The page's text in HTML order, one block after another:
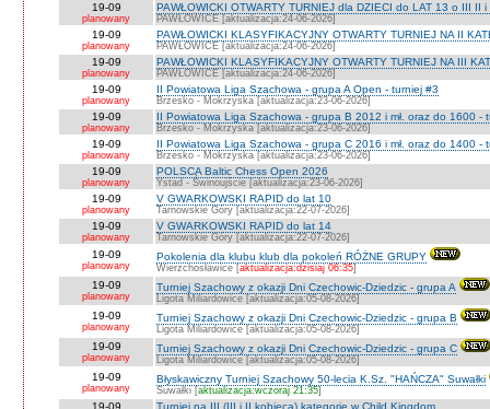
19-09
planowany
PAWŁOWICKI OTWARTY TURNIEJ dla DZIECI do LAT 13 o III II
PAWŁOWICE [aktualizacja:24-06-2026]
19-09
planowany
PAWŁOWICKI KLASYFIKACYJNY OTWARTY TURNIEJ NA II
PAWŁOWICE [aktualizacja:24-06-2026]
19-09
planowany
PAWŁOWICKI KLASYFIKACYJNY OTWARTY TURNIEJ NA III
PAWŁOWICE [aktualizacja:24-06-2026]
19-09
planowany
II Powiatowa Liga Szachowa - grupa A Open - turniej #3
Brzesko - Mokrzyska [aktualizacja:23-06-2026]
19-09
planowany
II Powiatowa Liga Szachowa - grupa B 2012 i mł. oraz do 1600 -
Brzesko - Mokrzyska [aktualizacja:23-06-2026]
19-09
planowany
II Powiatowa Liga Szachowa - grupa C 2016 i mł. oraz do 1400 -
Brzesko - Mokrzyska [aktualizacja:23-06-2026]
19-09
planowany
POLSCA Baltic Chess Open 2026
Ystad - Świnoujście [aktualizacja:23-06-2026]
19-09
planowany
V GWARKOWSKI RAPID do lat 10
Tarnowskie Góry [aktualizacja:22-07-2026]
19-09
planowany
V GWARKOWSKI RAPID do lat 14
Tarnowskie Góry [aktualizacja:22-07-2026]
19-09
planowany
Pokolenia dla klubu klub dla pokoleń RÓŻNE GRUPY
Wierzchosławice [aktualizacja:dzisiaj 06:35]
19-09
planowany
Turniej Szachowy z okazji Dni Czechowic-Dziedzic - grupa A
Ligota Miliardowice [aktualizacja:05-08-2026]
19-09
planowany
Turniej Szachowy z okazji Dni Czechowic-Dziedzic - grupa B
Ligota Miliardowice [aktualizacja:05-08-2026]
19-09
planowany
Turniej Szachowy z okazji Dni Czechowic-Dziedzic - grupa C
Ligota Miliardowice [aktualizacja:05-08-2026]
19-09
planowany
Błyskawiczny Turniej Szachowy 50-lecia K.Sz. "HAŃCZA" Suwałki
Suwałki [aktualizacja:wczoraj 21:35]
19-09 Turniej na III (III i II kobiecą) kategorię w Child Kingdom